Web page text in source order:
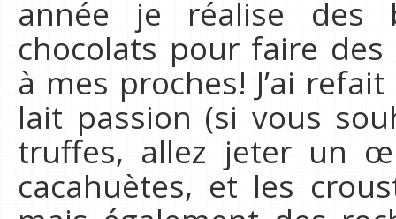
année je réalise
chocolats pour faire
à mes proches! J’ai
lait passion (si vous
truffes, allez jeter un
cacahuètes, et les